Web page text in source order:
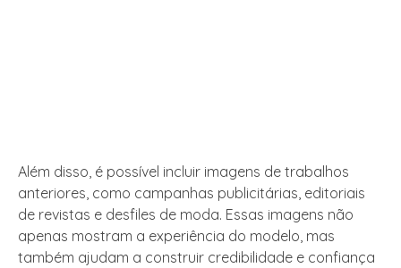
Além disso, é possível incluir imagens de trabalhos
anteriores, como campanhas publicitárias, editoriais
de revistas e desfiles de moda. Essas imagens não
apenas mostram a experiência do modelo, mas
também ajudam a construir credibilidade e confiança